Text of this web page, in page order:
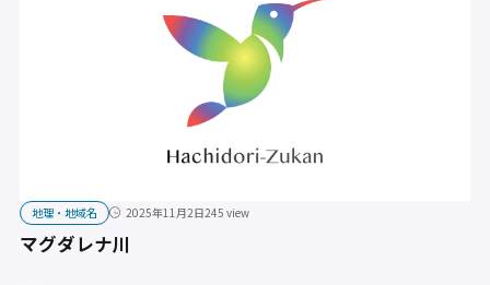
地理・地域名 2025年11月2日245 view
マグダレナ川